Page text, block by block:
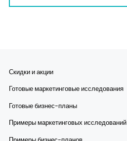
Скидки и акции
Готовые маркетинговые исследования
Готовые бизнес-планы
Примеры маркетинговых исследований